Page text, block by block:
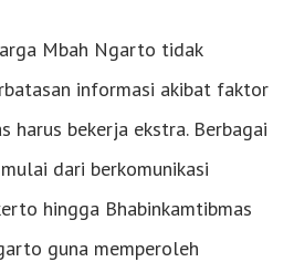
Mbah Ngarto tidak
informasi akibat faktor
harus bekerja ekstra. Berbagai
dari berkomunikasi
hingga Bhabinkamtibmas
guna memperoleh